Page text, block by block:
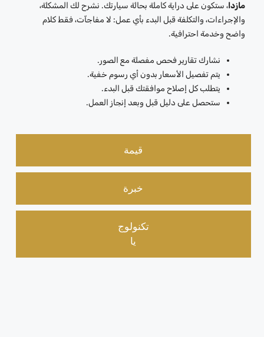
قيمة
خبرة
تكنولوج
يا
مازدا، ستكون على دراية كاملة بحالة سيارتك. نشرح لك المشكلة،
والإجراءات، والتكلفة قبل البدء بأي عمل: لا مفاجآت، فقط كلام
واضح وخدمة احترافية.
نشارك تقارير فحص مفصلة مع الصور.
يتم تفصيل الأسعار بدون أي رسوم خفية.
يتطلب كل إصلاح موافقتك قبل البدء.
ستحصل على دليل قبل وبعد إنجاز العمل.